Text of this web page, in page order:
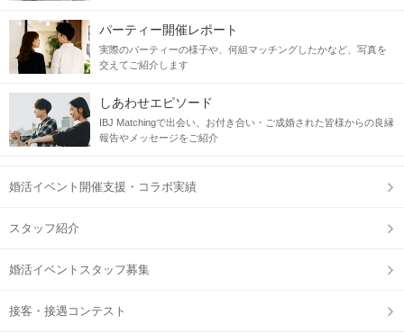
パーティー開催レポート
実際のパーティーの様子や、何組マッチングしたかなど、写真を
交えてご紹介します
しあわせエピソード
IBJ Matchingで出会い、お付き合い・ご成婚された皆様からの良縁
報告やメッセージをご紹介
婚活イベント開催支援・コラボ実績
スタッフ紹介
婚活イベントスタッフ募集
接客・接遇コンテスト